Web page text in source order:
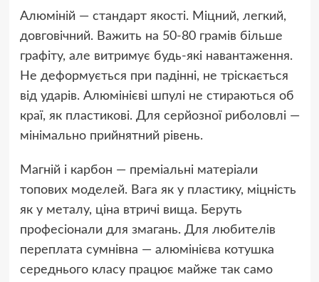
Алюміній — стандарт якості. Міцний, легкий,
довговічний. Важить на 50-80 грамів більше
графіту, але витримує будь-які навантаження.
Не деформується при падінні, не тріскається
від ударів. Алюмінієві шпулі не стираються об
краї, як пластикові. Для серйозної риболовлі —
мінімально прийнятний рівень.
Магній і карбон — преміальні матеріали
топових моделей. Вага як у пластику, міцність
як у металу, ціна втричі вища. Беруть
професіонали для змагань. Для любителів
переплата сумнівна — алюмінієва котушка
середнього класу працює майже так само